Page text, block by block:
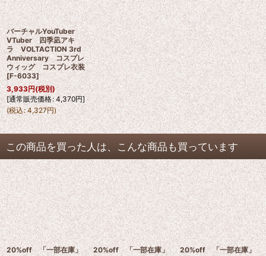
バーチャルYouTuber
VTuber 四季凪アキ
ラ VOLTACTION 3rd
Anniversary コスプレ
ウィッグ コスプレ衣装
[F-6033]
3,933円(税別)
[通常販売価格: 4,370円]
(税込: 4,327円)
この商品を買った人は、こんな商品も買っています
20%off 「一部在庫」
20%off 「一部在庫」
20%off 「一部在庫」